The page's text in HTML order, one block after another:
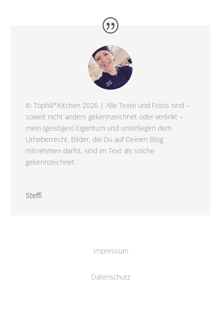
© Tophill*Kitchen 2026 | Alle Texte und Fotos sind –
soweit nicht anders gekennzeichnet oder verlinkt –
mein (geistiges) Eigentum und unterliegen dem
Urheberrecht. Bilder, die Du auf Deinen Blog
mitnehmen darfst, sind im Text als solche
gekennzeichnet.
Steffi
Impressum
Datenschutz